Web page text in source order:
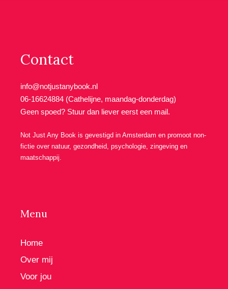
Contact
info@notjustanybook.nl
06-16624884 (Cathelijne, maandag-donderdag)
Geen spoed? Stuur dan liever eerst een mail.
Not Just Any Book is gevestigd in Amsterdam en promoot non-
fictie over natuur, gezondheid, psychologie, zingeving en
maatschappij.
Menu
Home
Over mij
Voor jou